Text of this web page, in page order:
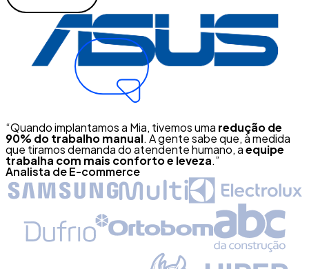
“Quando implantamos a Mia, tivemos uma redução de
90% do trabalho manual. A gente sabe que, à medida
que tiramos demanda do atendente humano, aequipe
trabalha com mais conforto e leveza.”
Analista de E-commerce